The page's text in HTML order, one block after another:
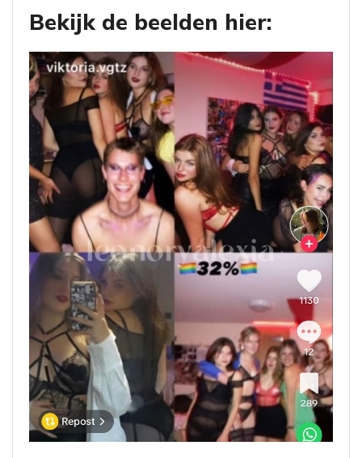
Bekijk de beelden hier: